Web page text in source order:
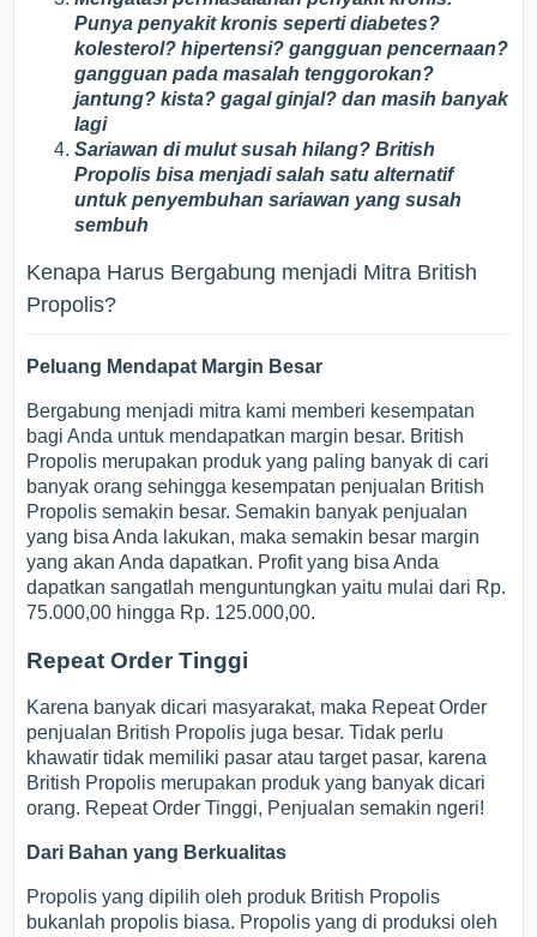
Punya penyakit kronis seperti diabetes?
kolesterol? hipertensi? gangguan pencernaan?
gangguan pada masalah tenggorokan?
jantung? kista? gagal ginjal? dan masih banyak
lagi
Sariawan di mulut susah hilang? British
Propolis bisa menjadi salah satu alternatif
untuk penyembuhan sariawan yang susah
sembuh
Kenapa Harus Bergabung menjadi Mitra British
Propolis?
Peluang Mendapat Margin Besar
Bergabung menjadi mitra kami memberi kesempatan
bagi Anda untuk mendapatkan margin besar. British
Propolis merupakan produk yang paling banyak di cari
banyak orang sehingga kesempatan penjualan British
Propolis semakin besar. Semakin banyak penjualan
yang bisa Anda lakukan, maka semakin besar margin
yang akan Anda dapatkan. Profit yang bisa Anda
dapatkan sangatlah menguntungkan yaitu mulai dari Rp.
75.000,00 hingga Rp. 125.000,00.
Repeat Order Tinggi
Karena banyak dicari masyarakat, maka Repeat Order
penjualan British Propolis juga besar. Tidak perlu
khawatir tidak memiliki pasar atau target pasar, karena
British Propolis merupakan produk yang banyak dicari
orang. Repeat Order Tinggi, Penjualan semakin ngeri!
Dari Bahan yang Berkualitas
Propolis yang dipilih oleh produk British Propolis
bukanlah propolis biasa. Propolis yang di produksi oleh